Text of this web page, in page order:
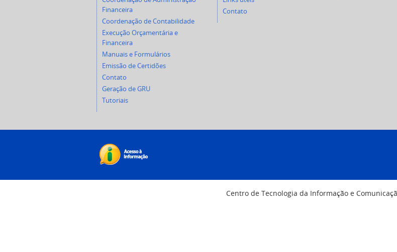
Financeira
Coordenação de Contabilidade
Execução Orçamentária e
Financeira
Manuais e Formulários
Emissão de Certidões
Contato
Geração de GRU
Tutoriais
Contato
Centro de Tecnologia da Informação e